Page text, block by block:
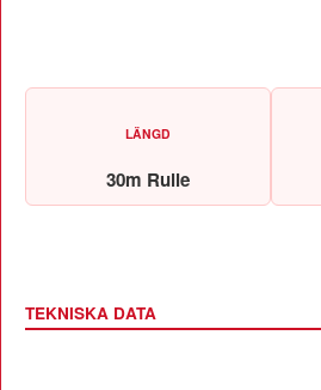
LÄNGD
30m Rulle
TEKNISKA DATA